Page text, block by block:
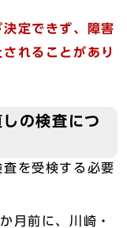
定できず、障害
れることがあり
の検査につ
を受検する必要
月前に、川崎・